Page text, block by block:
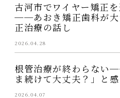
古河市でワイヤー矯正
──あおき矯正歯科が大
正治療の話し
2026.04.28
根管治療が終わらない
ま続けて大丈夫？」と
2026.04.07